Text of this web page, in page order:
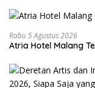
Rabu 5 Agustus 2026
Atria Hotel Malang